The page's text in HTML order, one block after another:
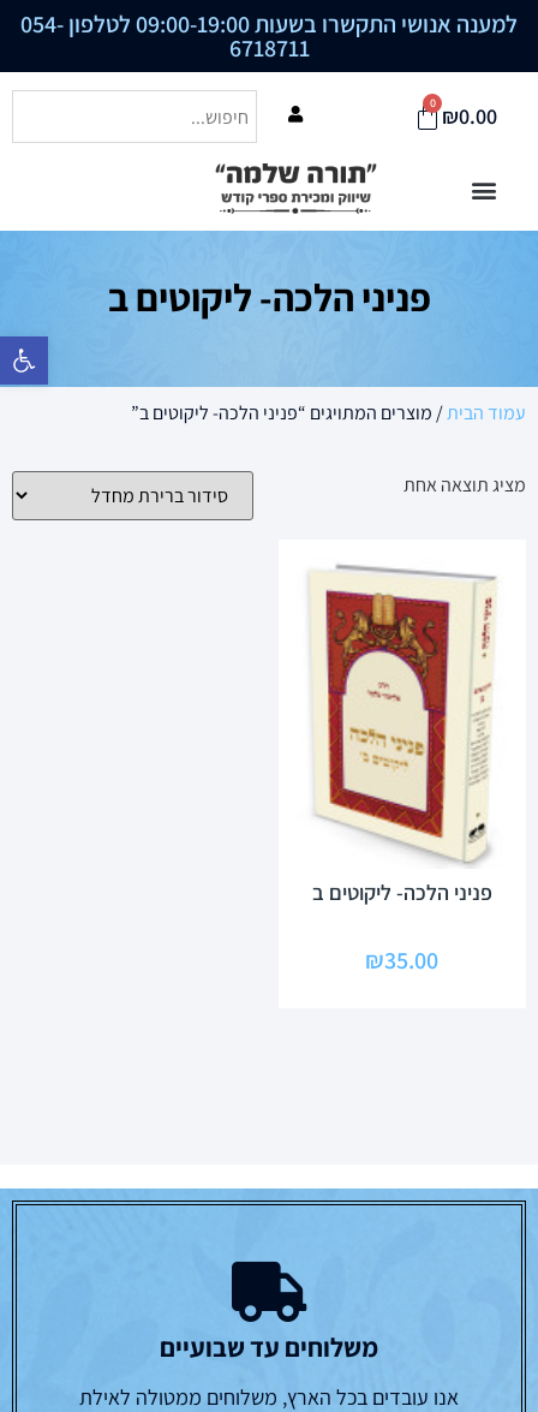
פתח סרגל
למענה אנושי התקשרו בשעות 09:00-19:00 לטלפון 054-
6718711
₪0.00
0
פניני הלכה- ליקוטים ב
עמוד הבית/ מוצרים המתויגים “פניני הלכה- ליקוטים ב”
מציג תוצאה אחת
פניני הלכה- ליקוטים ב
₪35.00
משלוחים עד שבועיים
אנו עובדים בכל הארץ, משלוחים ממטולה לאילת